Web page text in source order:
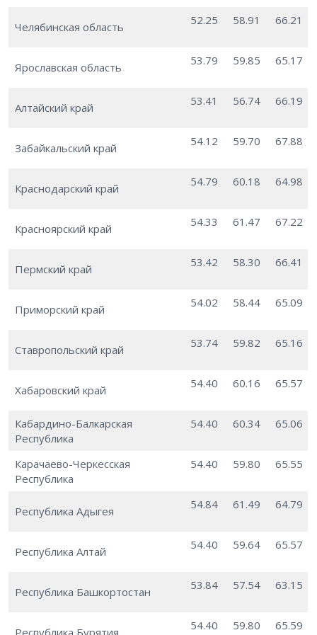
Челябинская область 52.25 58.91 66.21
Ярославская область 53.79 59.85 65.17
Алтайский край 53.41 56.74 66.19
Забайкальский край 54.12 59.70 67.88
Краснодарский край 54.79 60.18 64.98
Красноярский край 54.33 61.47 67.22
Пермский край 53.42 58.30 66.41
Приморский край 54.02 58.44 65.09
Ставропольский край 53.74 59.82 65.16
Хабаровский край 54.40 60.16 65.57
Кабардино-Балкарская
Республика
54.40 60.34 65.06
Карачаево-Черкесская
Республика
54.40 59.80 65.55
Республика Адыгея 54.84 61.49 64.79
Республика Алтай 54.40 59.64 65.57
Республика Башкортостан 53.84 57.54 63.15
54.40 59.80 65.59